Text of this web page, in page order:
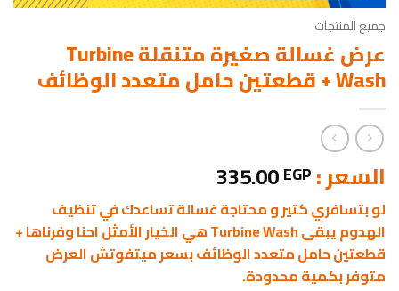
جميع المنتجات
عرض غسالة صغيرة متنقلة Turbine
Wash + قطعتين حامل متعدد الوظائف
السعر : 335.00EGP
لو بتسافري كتير و محتاجة غسالة تساعدك في تنظيف
الهدوم يبقى Turbine Wash هي الخيار الأمثل احنا وفرناها +
قطعتين حامل متعدد الوظائف بسعر ميتفوتش العرض
متوفر بكمية محدودة.